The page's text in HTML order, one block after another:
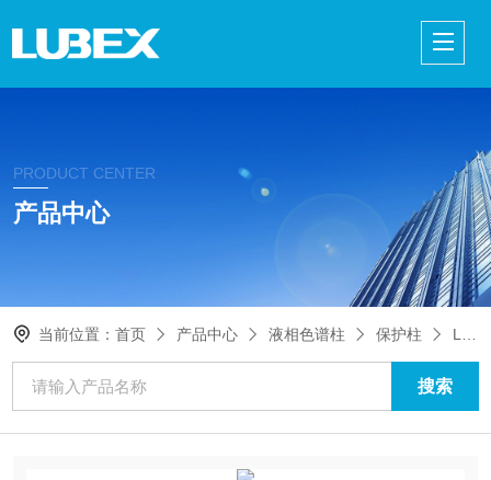
PRODUCT CENTER
产品中心
当前位置：首页 产品中心 液相色谱柱 保护柱 LUBEX 鬼峰捕集柱 4.6x50mm